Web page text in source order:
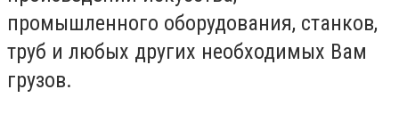
промышленного оборудования, станков,
труб и любых других необходимых Вам
грузов.